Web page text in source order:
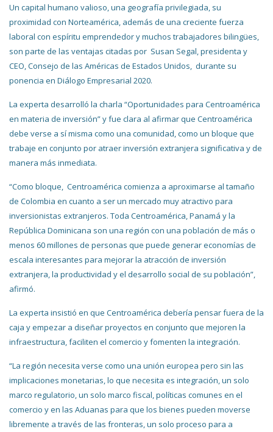
Un capital humano valioso, una geografía privilegiada, su
proximidad con Norteamérica, además de una creciente fuerza
laboral con espíritu emprendedor y muchos trabajadores bilingües,
son parte de las ventajas citadas por Susan Segal, presidenta y
CEO, Consejo de las Américas de Estados Unidos, durante su
ponencia en Diálogo Empresarial 2020.
La experta desarrolló la charla “Oportunidades para Centroamérica
en materia de inversión” y fue clara al afirmar que Centroamérica
debe verse a sí misma como una comunidad, como un bloque que
trabaje en conjunto por atraer inversión extranjera significativa y de
manera más inmediata.
“Como bloque, Centroamérica comienza a aproximarse al tamaño
de Colombia en cuanto a ser un mercado muy atractivo para
inversionistas extranjeros. Toda Centroamérica, Panamá y la
República Dominicana son una región con una población de más o
menos 60 millones de personas que puede generar economías de
escala interesantes para mejorar la atracción de inversión
extranjera, la productividad y el desarrollo social de su población”,
afirmó.
La experta insistió en que Centroamérica debería pensar fuera de la
caja y empezar a diseñar proyectos en conjunto que mejoren la
infraestructura, faciliten el comercio y fomenten la integración.
“La región necesita verse como una unión europea pero sin las
implicaciones monetarias, lo que necesita es integración, un solo
marco regulatorio, un solo marco fiscal, políticas comunes en el
comercio y en las Aduanas para que los bienes pueden moverse
libremente a través de las fronteras, un solo proceso para a